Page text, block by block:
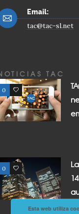
Email:
tac@tac-sl.net
TAC
0 0
0 0
Esta web utiliza